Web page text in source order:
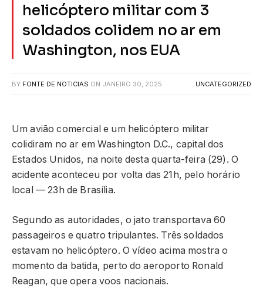
helicóptero militar com 3
soldados colidem no ar em
Washington, nos EUA
BY FONTE DE NOTICIAS ON JANEIRO 30, 2025 UNCATEGORIZED
Um avião comercial e um helicóptero militar
colidiram no ar em Washington D.C., capital dos
Estados Unidos, na noite desta quarta-feira (29). O
acidente aconteceu por volta das 21h, pelo horário
local — 23h de Brasília.
Segundo as autoridades, o jato transportava 60
passageiros e quatro tripulantes. Três soldados
estavam no helicóptero. O vídeo acima mostra o
momento da batida, perto do aeroporto Ronald
Reagan, que opera voos nacionais.